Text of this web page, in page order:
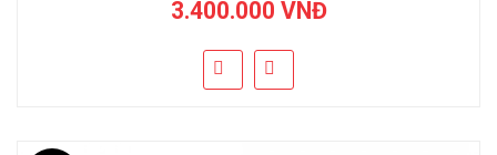
3.400.000 VNĐ